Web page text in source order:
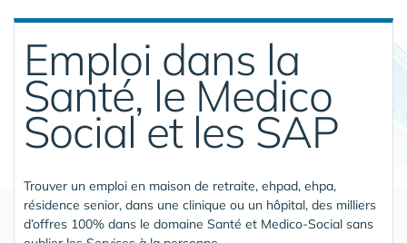
Emploi dans la
Santé, le Medico
Social et les SAP
Trouver un emploi en maison de retraite, ehpad, ehpa,
résidence senior, dans une clinique ou un hôpital, des milliers
d’offres 100% dans le domaine Santé et Medico-Social sans